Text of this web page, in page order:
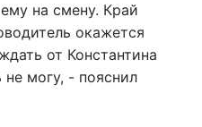
на смену. Край
окажется
от Константина
не могу, - пояснил